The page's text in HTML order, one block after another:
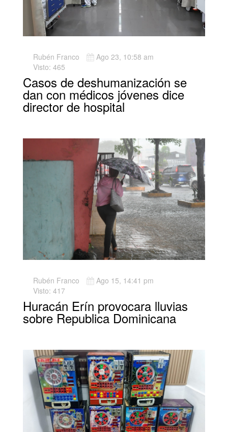
Rubén Franco
Ago 23, 10:58 am
Visto: 465
Casos de deshumanización se
dan con médicos jóvenes dice
director de hospital
Rubén Franco
Ago 15, 14:41 pm
Visto: 417
Huracán Erín provocara lluvias
sobre Republica Dominicana